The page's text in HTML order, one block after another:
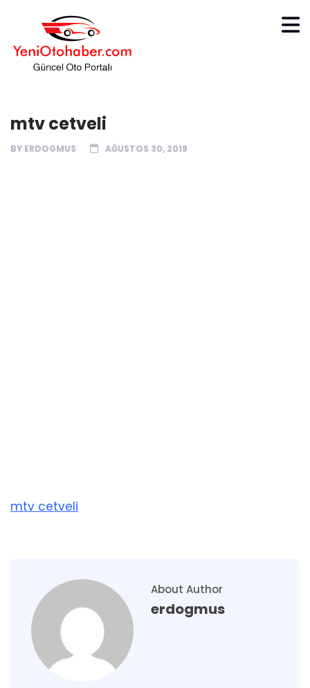
mtv cetveli
BY ERDOGMUS AĞUSTOS 30, 2019
mtv cetveli
About Author
erdogmus